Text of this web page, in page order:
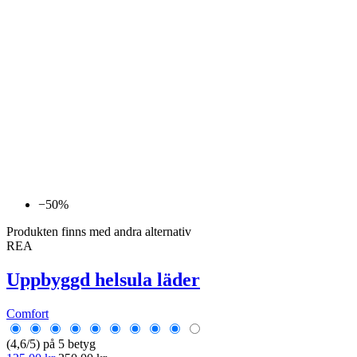
−50%
Produkten finns med andra alternativ
REA
Uppbyggd helsula läder
Comfort
(4,6/5) på 5 betyg